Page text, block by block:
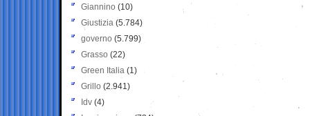
Giannino (10)
Giustizia (5.784)
governo (5.799)
Grasso (22)
Green Italia (1)
Grillo (2.941)
Idv (4)